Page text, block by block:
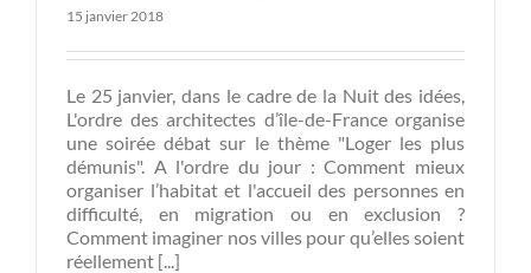
15 janvier 2018
Le 25 janvier, dans le cadre de la Nuit des idées,
L'ordre des architectes d’île-de-France organise
une soirée débat sur le thème "Loger les plus
démunis". A l'ordre du jour : Comment mieux
organiser l’habitat et l'accueil des personnes en
difficulté, en migration ou en exclusion ?
Comment imaginer nos villes pour qu’elles soient
réellement [...]